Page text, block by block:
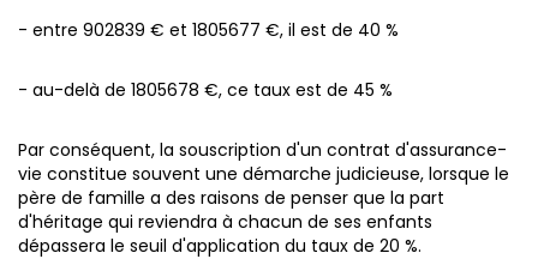
- entre 902839 € et 1805677 €, il est de 40 %
- au-delà de 1805678 €, ce taux est de 45 %
Par conséquent, la souscription d'un contrat d'assurance-
vie constitue souvent une démarche judicieuse, lorsque le
père de famille a des raisons de penser que la part
d'héritage qui reviendra à chacun de ses enfants
dépassera le seuil d'application du taux de 20 %.